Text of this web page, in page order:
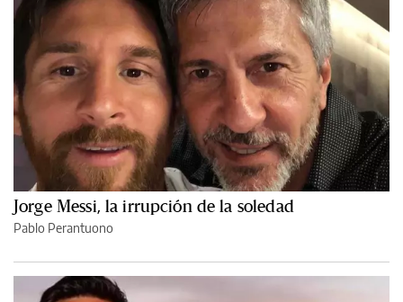
Jorge Messi, la irrupción de la soledad
Pablo Perantuono